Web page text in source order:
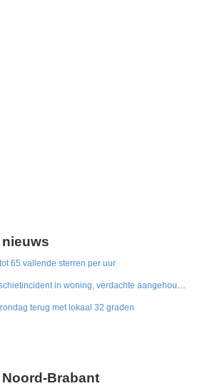
65 vallende sterren per uur
Vrouw overleden na schietincident in woning, verdachte aangehouden
terug met lokaal 32 graden
Brabant